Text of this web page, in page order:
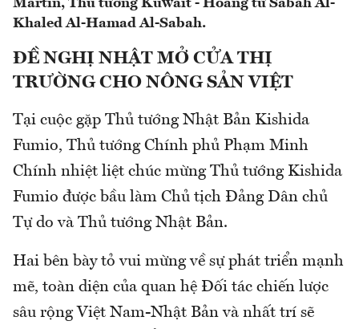
Khaled Al-Hamad Al-Sabah.
ĐỀ NGHỊ NHẬT MỞ CỬA THỊ
TRƯỜNG CHO NÔNG SẢN VIỆT
Tại cuộc gặp Thủ tướng Nhật Bản Kishida
Fumio, Thủ tướng Chính phủ Phạm Minh
Chính nhiệt liệt chúc mừng Thủ tướng Kishida
Fumio được bầu làm Chủ tịch Đảng Dân chủ
Tự do và Thủ tướng Nhật Bản.
Hai bên bày tỏ vui mừng về sự phát triển mạnh
mẽ, toàn diện của quan hệ Đối tác chiến lược
sâu rộng Việt Nam-Nhật Bản và nhất trí sẽ